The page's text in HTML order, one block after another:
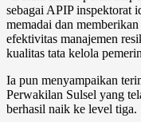
sebagai APIP inspektorat
memadai dan
efektivitas manajemen
kualitas tata kelola
Ia pun menyampaikan
Perwakilan Sulsel yang
berhasil naik ke level tiga.